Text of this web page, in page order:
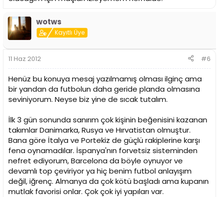
wotws
Kayıtlı Üye
11 Haz 2012 #6
Henüz bu konuya mesaj yazılmamış olması ilginç ama
bir yandan da futbolun daha geride planda olmasına
seviniyorum. Neyse biz yine de sıcak tutalım.
İlk 3 gün sonunda sanırım çok kişinin beğenisini kazanan
takımlar Danimarka, Rusya ve Hırvatistan olmuştur.
Bana göre İtalya ve Portekiz de güçlü rakiplerine karşı
fena oynamadılar. İspanya'nın forvetsiz sisteminden
nefret ediyorum, Barcelona da böyle oynuyor ve
devamlı top çeviriyor ya hiç benim futbol anlayışım
değil, iğrenç. Almanya da çok kötü başladı ama kupanın
mutlak favorisi onlar. Çok çok iyi yapıları var.